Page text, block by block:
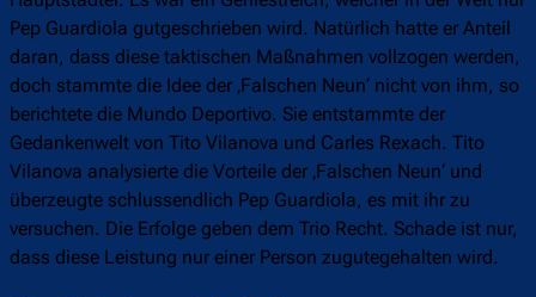
Pep Guardiola gutgeschrieben wird. Natürlich hatte er Anteil
daran, dass diese taktischen Maßnahmen vollzogen werden,
doch stammte die Idee der ‚Falschen Neun‘ nicht von ihm, so
berichtete die Mundo Deportivo. Sie entstammte der
Gedankenwelt von Tito Vilanova und Carles Rexach. Tito
Vilanova analysierte die Vorteile der ‚Falschen Neun‘ und
überzeugte schlussendlich Pep Guardiola, es mit ihr zu
versuchen. Die Erfolge geben dem Trio Recht. Schade ist nur,
dass diese Leistung nur einer Person zugutegehalten wird.